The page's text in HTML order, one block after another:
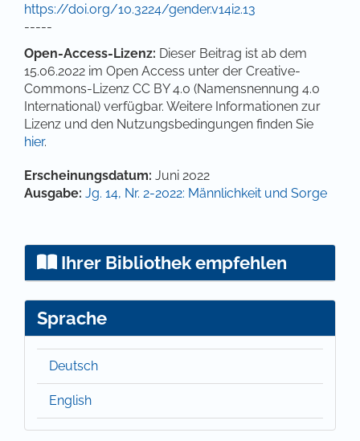
https://doi.org/10.3224/gender.v14i2.13
-----
Open-Access-Lizenz: Dieser Beitrag ist ab dem
15.06.2022 im Open Access unter der Creative-
Commons-Lizenz CC BY 4.0 (Namensnennung 4.0
International) verfügbar. Weitere Informationen zur
Lizenz und den Nutzungsbedingungen finden Sie
hier.
Artikel-Details
Erscheinungsdatum: Juni 2022
Ausgabe: Jg. 14, Nr. 2-2022: Männlichkeit und Sorge
Ihrer Bibliothek empfehlen
Sprache
Deutsch
English